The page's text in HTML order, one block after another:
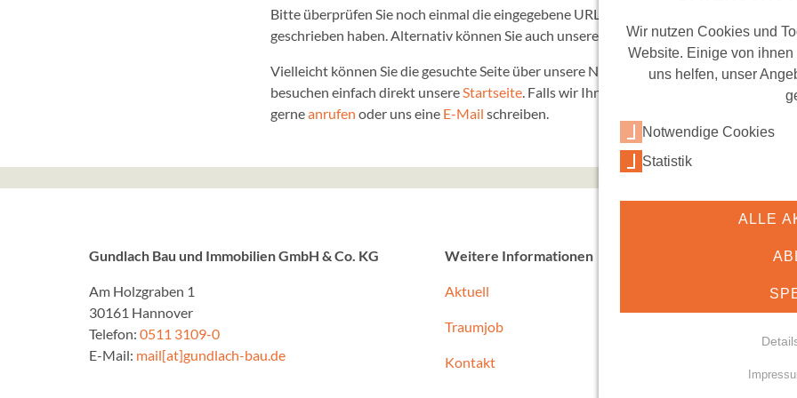
Bitte überprüfen Sie noch einmal die eingegebene URL und stellen Sie sicher, dass Sie
geschrieben haben. Alternativ können Sie auch unsere
Suchebenutzen.
Vielleicht können Sie die gesuchte Seite über unsere Navigation am oberen
besuchen einfach direkt unsereStartseite. Falls wir Ihnen persönlich behilflich sein
gerneanrufen oder uns eine E-Mail schreiben.
Gundlach Bau und Immobilien GmbH & Co. KG
Am Holzgraben 1
30161 Hannover
Telefon: 0511 3109-0
E-Mail: mail[at]gundlach-bau.de
Weitere Informationen
Aktuell
Traumjob
Kontakt
Wir nutzen Cookies und
Website. Einige von
uns helfen, unser
Notwendige Cookies
Statistik
ALLE